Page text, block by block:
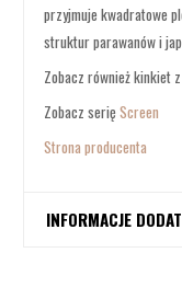
przyjmuje kwadratowe
struktur parawanów i
Zobacz również kinkiet
Zobacz serięScreen
Strona producenta
INFORMACJE